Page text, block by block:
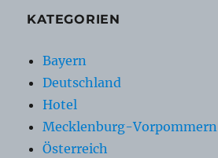
KATEGORIEN
Bayern
Deutschland
Hotel
Mecklenburg-Vorpommern
Österreich